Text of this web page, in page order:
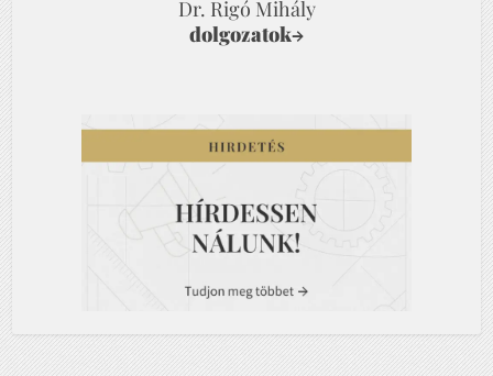
Dr. Rigó Mihály
dolgozatok→